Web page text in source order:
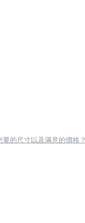
要的尺寸以及滿意的價格？